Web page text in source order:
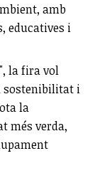
amb
educatives i
la fira vol
sostenibilitat i
la
més verda,